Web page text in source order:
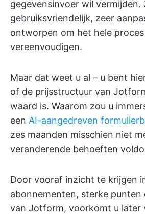
gegevensinvoer wil vermijden.
gebruiksvriendelijk, zeer
ontworpen om het hele
vereenvoudigen.
Maar dat weet u al – u bent
of de prijsstructuur van
waard is. Waarom zou u
een AI-aangedreven
zes maanden misschien niet
veranderende behoeften
Door vooraf inzicht te krijgen
abonnementen, sterke punten
van Jotform, voorkomt u later